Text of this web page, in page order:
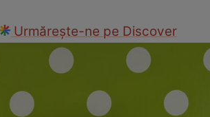
Urmărește-ne pe Discover